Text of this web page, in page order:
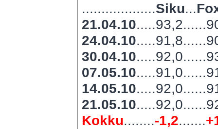
...................Siku...
21.04.10
24.04.10
30.04.10
07.05.10
14.05.10
21.05.10
Kokku........-1,2.......